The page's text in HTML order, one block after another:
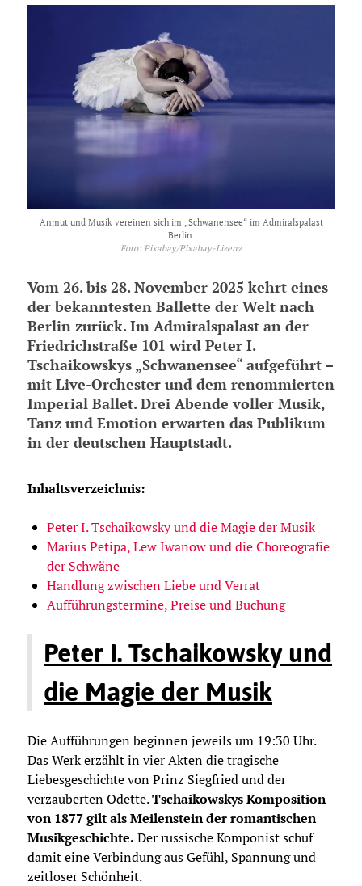
Anmut und Musik vereinen sich im „Schwanensee“ im Admiralspalast
Berlin.
Foto: Pixabay/Pixabay-Lizenz
Vom 26. bis 28. November 2025 kehrt eines
der bekanntesten Ballette der Welt nach
Berlin zurück. Im Admiralspalast an der
Friedrichstraße 101 wird Peter I.
Tschaikowskys „Schwanensee“ aufgeführt –
mit Live-Orchester und dem renommierten
Imperial Ballet. Drei Abende voller Musik,
Tanz und Emotion erwarten das Publikum
in der deutschen Hauptstadt.
Inhaltsverzeichnis:
Peter I. Tschaikowsky und die Magie der Musik
Marius Petipa, Lew Iwanow und die Choreografie
der Schwäne
Handlung zwischen Liebe und Verrat
Aufführungstermine, Preise und Buchung
Peter I. Tschaikowsky und
die Magie der Musik
Die Aufführungen beginnen jeweils um 19:30 Uhr.
Das Werk erzählt in vier Akten die tragische
Liebesgeschichte von Prinz Siegfried und der
verzauberten Odette.Tschaikowskys Komposition
von 1877 gilt als Meilenstein der romantischen
Musikgeschichte. Der russische Komponist schuf
damit eine Verbindung aus Gefühl, Spannung und
zeitloser Schönheit.